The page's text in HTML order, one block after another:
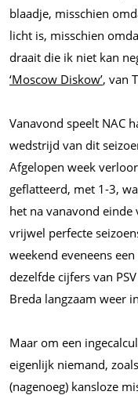
blaadje, misschien
licht is, misschien
draait die ik niet kan
‘Moscow Diskow’, van
Vanavond speelt NAC
wedstrijd van dit
Afgelopen week
geflatteerd, met 1-3,
het na vanavond einde
vrijwel perfecte
weekend eveneens
dezelfde cijfers van
Breda langzaam weer
Maar om een
eigenlijk niemand,
(nagenoeg) kansloze